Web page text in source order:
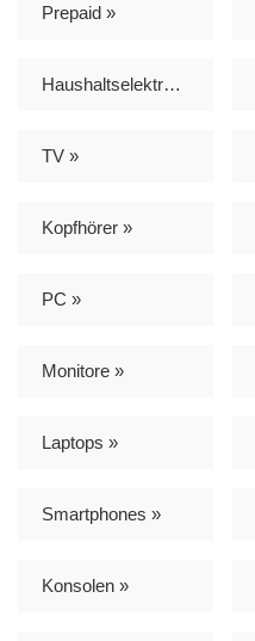
Prepaid »
Haushaltselektronik »
TV »
Kopfhörer »
PC »
Monitore »
Laptops »
Smartphones »
Konsolen »